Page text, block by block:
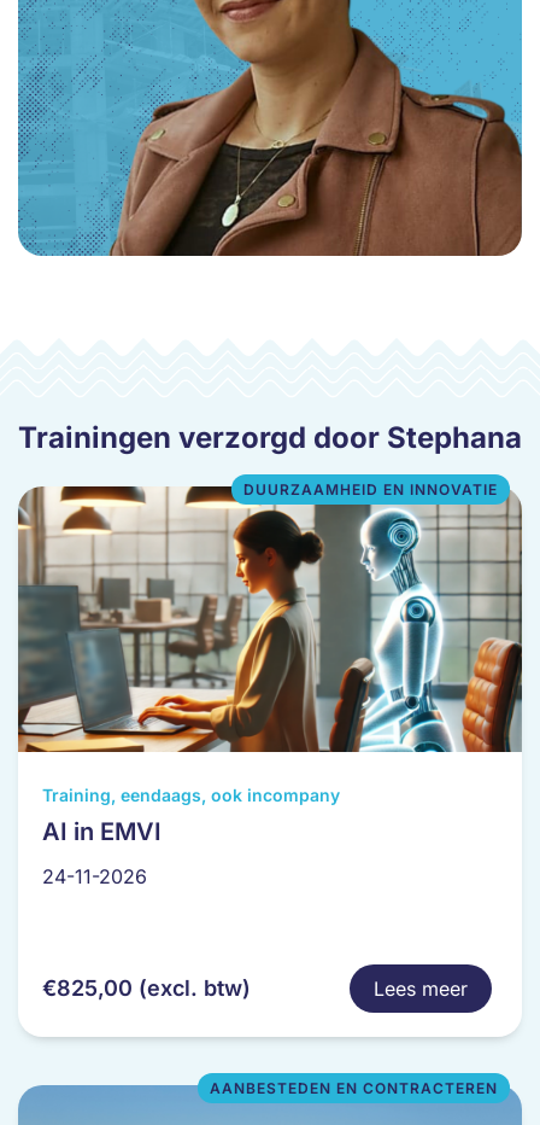
Trainingen verzorgd door Stephana
Training, eendaags, ook incompany
AI in EMVI
24-11-2026
DUURZAAMHEID EN INNOVATIE
€825,00 (excl. btw) Lees meer
Dit
product
meerdere
kan
op
AANBESTEDEN EN CONTRACTEREN